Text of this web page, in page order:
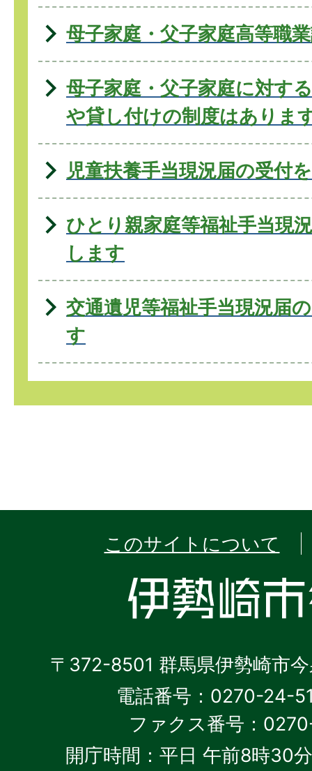
母子家庭・父子家庭高等職
母子家庭・父子家庭に対す
や貸し付けの制度はありま
児童扶養手当現況届の受付
ひとり親家庭等福祉手当現
します
交通遺児等福祉手当現況届
す
このサイトについて
〒372-8501 群馬県伊勢崎市
電話番号：0270-24-
ファクス番号：
開庁時間：平日 午前8時30